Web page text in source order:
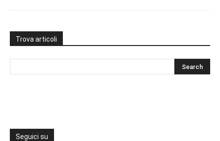
Trova articoli
Seguici su